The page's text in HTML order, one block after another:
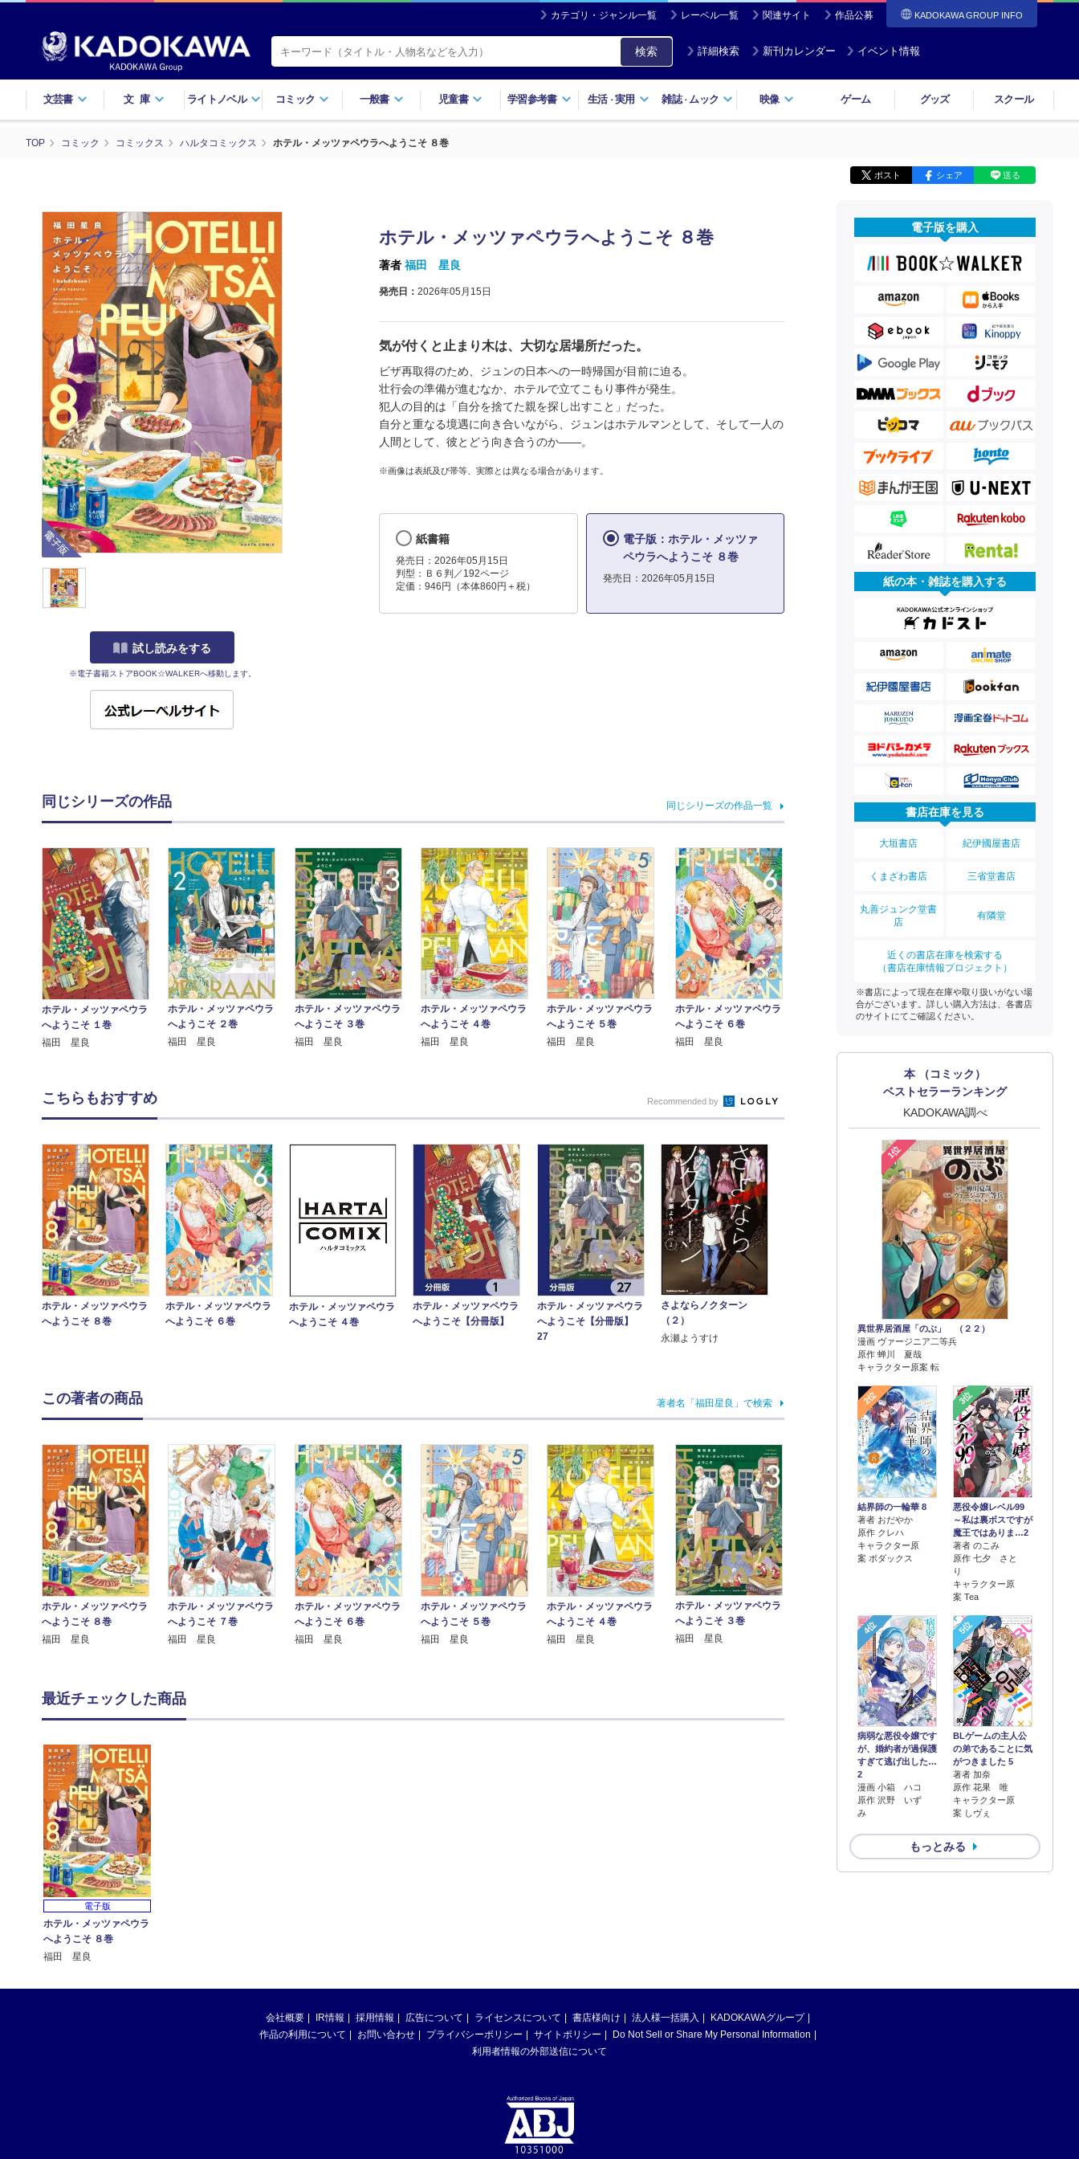
カテゴリ・ジャンル一覧 レーベル一覧 関連サイト 作品公募 KADOKAWA GROUP INFO
検索 詳細検索 新刊カレンダー イベント情報
文芸書 文庫 ライトノベル コミック 一般書 児童書 学習参考書 生活・実用 雑誌・ ムック 映像 ゲーム グッズ スクール
TOP コミック コミックス ハルタコミックス ホテル・メッツァペウラへようこそ ８巻
ポスト シェア 送る
電子版
試し読みをする
※電子書籍ストアBOOK☆WALKERへ移動します。
ホテル・メッツァペウラへようこそ ８巻
著者 福田 星良
発売日： 2026年05月15日
気が付くと止まり木は、大切な居場所だった。
ビザ再取得のため、ジュンの日本への一時帰国が目前に迫る。
壮行会の準備が進むなか、ホテルで立てこもり事件が発生。
犯人の目的は「自分を捨てた親を探し出すこと」だった。
自分と重なる境遇に向き合いながら、ジュンはホテルマンとして、そして一人の
人間として、彼とどう向き合うのか――。
※画像は表紙及び帯等、実際とは異なる場合があります。
紙書籍
発売日：2026年05月15日
判型：Ｂ６判／192ページ
定価：946円（本体860円＋税）
電子版：ホテル・メッツァ
ペウラへようこそ ８巻
発売日：2026年05月15日
同じシリーズの作品 同じシリーズの作品一覧
ホテル・メッツァペウラ
へようこそ １巻
福田 星良
ホテル・メッツァペウラ
へようこそ ２巻
福田 星良
ホテル・メッツァペウラ
へようこそ ３巻
福田 星良
ホテル・メッツァペウラ
へようこそ ４巻
福田 星良
ホテル・メッツァペウラ
へようこそ ５巻
福田 星良
ホテル・メッツァペウラ
へようこそ ６巻
福田 星良
電子版を購入
紙の本・雑誌を購入する
書店在庫を見る
大垣書店 紀伊國屋書店
くまざわ書店 三省堂書店
丸善ジュンク堂書
店
有隣堂
近くの書店在庫を検索する
（書店在庫情報プロジェクト）
※書店によって現在在庫や取り扱いがない場
合がございます。詳しい購入方法は、各書店
のサイトにてご確認ください。
本 （コミック）
ベストセラーランキング
KADOKAWA調べ
1位
異世界居酒屋「のぶ」 （２２）
漫画 ヴァージニア二等兵
原作 蝉川 夏哉
キャラクター原案 転
2位
結界師の一輪華 8
著者 おだやか
原作 クレハ
キャラクター原
案 ボダックス
3位
悪役令嬢レベル99
～私は裏ボスですが
魔王ではありま…2
著者 のこみ
原作 七夕 さと
り
キャラクター原
案 Tea
4位
病弱な悪役令嬢です
が、婚約者が過保護
すぎて逃げ出した…
2
漫画 小箱 ハコ
原作 沢野 いず
み
5位
BLゲームの主人公
の弟であることに気
がつきました 5
著者 加奈
原作 花果 唯
キャラクター原
案 しヴぇ
もっとみる
こちらもおすすめ Recommended by
ホテル・メッツァペウラ
へようこそ ８巻
ホテル・メッツァペウラ
へようこそ ６巻
ホテル・メッツァペウラ
へようこそ ４巻
ホテル・メッツァペウラ
へようこそ【分冊版】
ホテル・メッツァペウラ
へようこそ【分冊版】
27
さよならノクターン
（２）
永瀬ようすけ
この著者の商品 著者名「福田星良」で検索
ホテル・メッツァペウラ
へようこそ ８巻
福田 星良
ホテル・メッツァペウラ
へようこそ ７巻
福田 星良
ホテル・メッツァペウラ
へようこそ ６巻
福田 星良
ホテル・メッツァペウラ
へようこそ ５巻
福田 星良
ホテル・メッツァペウラ
へようこそ ４巻
福田 星良
ホテル・メッツァペウラ
へようこそ ３巻
福田 星良
最近チェックした商品
電子版
ホテル・メッツァペウラ
へようこそ ８巻
福田 星良
会社概要 IR情報 採用情報 広告について ライセンスについて 書店様向け 法人様一括購入
KADOKAWAグループ
作品の利用について
お問い合わせ プライバシーポリシー サイトポリシー
Do Not Sell or Share My Personal Information
利用者情報の外部送信について